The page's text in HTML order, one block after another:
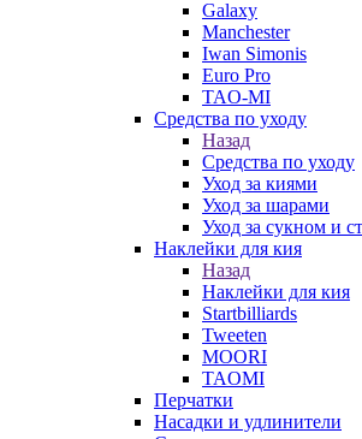
Galaxy
Manchester
Iwan Simonis
Euro Pro
TAO-MI
Средства по уходу
Назад
Средства по уходу
Уход за киями
Уход за шарами
Уход за сукном и
Наклейки для кия
Назад
Наклейки для кия
Startbilliards
Tweeten
MOORI
TAOMI
Перчатки
Насадки и удлинители